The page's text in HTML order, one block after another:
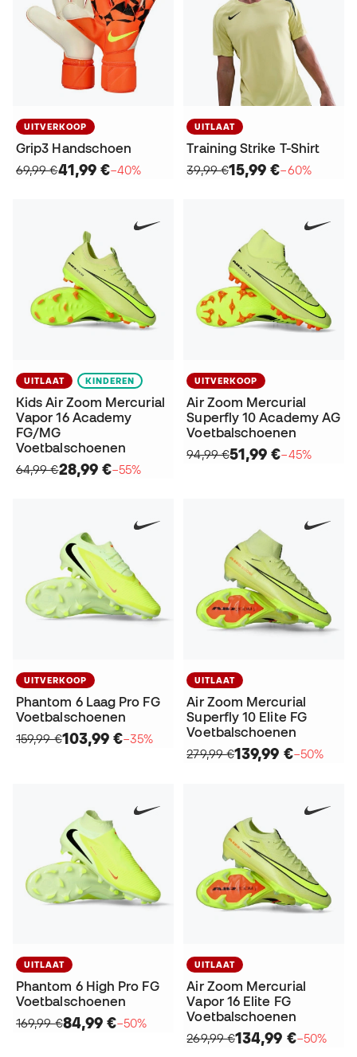
UITVERKOOP
Grip3 Handschoen
69,99 €41,99 €−40%
UITLAAT
Training Strike T-Shirt
39,99 €15,99 €−60%
UITLAAT KINDEREN
Kids Air Zoom Mercurial
Vapor 16 Academy
FG/MG
Voetbalschoenen
64,99 €28,99 €−55%
UITVERKOOP
Air Zoom Mercurial
Superfly 10 Academy AG
Voetbalschoenen
94,99 €51,99 €−45%
UITVERKOOP
Phantom 6 Laag Pro FG
Voetbalschoenen
159,99 €103,99 €−35%
UITLAAT
Air Zoom Mercurial
Superfly 10 Elite FG
Voetbalschoenen
279,99 €139,99 €−50%
UITLAAT
Phantom 6 High Pro FG
Voetbalschoenen
169,99 €84,99 €−50%
UITLAAT
Air Zoom Mercurial
Vapor 16 Elite FG
Voetbalschoenen
269,99 €134,99 €−50%